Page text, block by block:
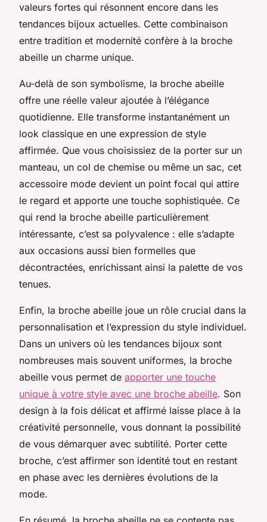
valeurs fortes qui résonnent encore dans les
tendances bijoux actuelles. Cette combinaison
entre tradition et modernité confère à la broche
abeille un charme unique.
Au-delà de son symbolisme, la broche abeille
offre une réelle valeur ajoutée à l’élégance
quotidienne. Elle transforme instantanément un
look classique en une expression de style
affirmée. Que vous choisissiez de la porter sur un
manteau, un col de chemise ou même un sac, cet
accessoire mode devient un point focal qui attire
le regard et apporte une touche sophistiquée. Ce
qui rend la broche abeille particulièrement
intéressante, c’est sa polyvalence : elle s’adapte
aux occasions aussi bien formelles que
décontractées, enrichissant ainsi la palette de vos
tenues.
Enfin, la broche abeille joue un rôle crucial dans la
personnalisation et l’expression du style individuel.
Dans un univers où les tendances bijoux sont
nombreuses mais souvent uniformes, la broche
abeille vous permet de apporter une touche
unique à votre style avec une broche abeille. Son
design à la fois délicat et affirmé laisse place à la
créativité personnelle, vous donnant la possibilité
de vous démarquer avec subtilité. Porter cette
broche, c’est affirmer son identité tout en restant
en phase avec les dernières évolutions de la
mode.